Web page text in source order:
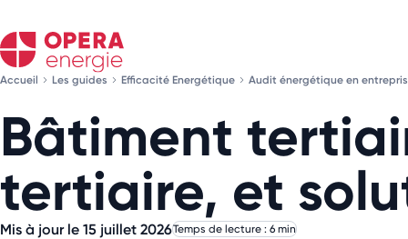
Accueil Les guides Efficacité Energétique Audit énergétique en
Bâtiment
tertiaire, et
Mis à jour le 15 juillet 2026Temps de lecture : 6 min